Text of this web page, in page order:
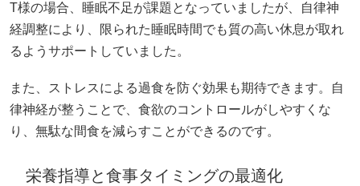
T様の場合、睡眠不足が課題となっていましたが、自律神
経調整により、限られた睡眠時間でも質の高い休息が取れ
るようサポートしていました。
また、ストレスによる過食を防ぐ効果も期待できます。自
律神経が整うことで、食欲のコントロールがしやすくな
り、無駄な間食を減らすことができるのです。
栄養指導と食事タイミングの最適化